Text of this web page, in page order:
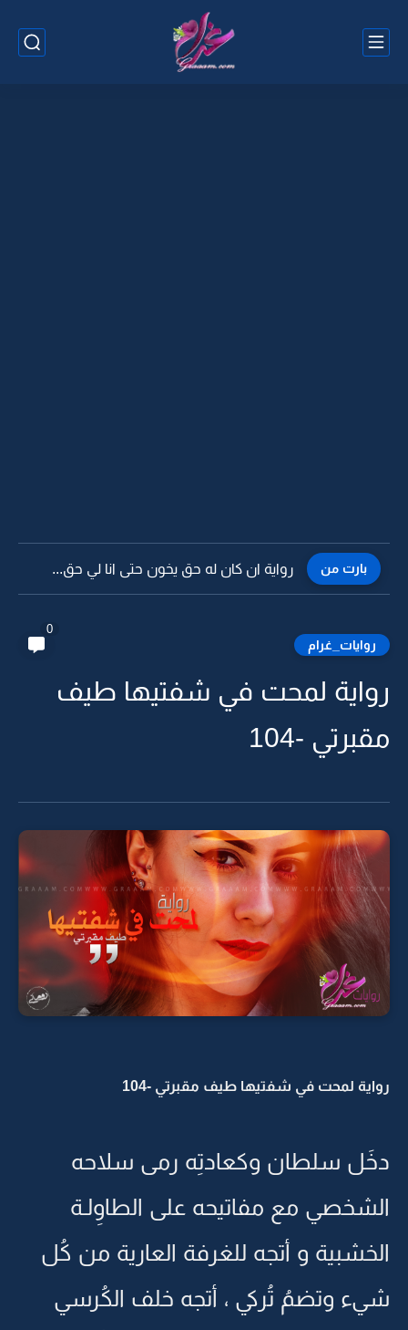
بارت من رواية ان كان له حق يخون حتى انا لي حق...
روايات_غرام
0
رواية لمحت في شفتيها طيف
مقبرتي -104
رواية لمحت في شفتيها طيف مقبرتي -104
دخَل سلطان وكعادتِه رمى سلاحه
الشخصي مع مفاتيحه على الطاوِلـة
الخشبية و أتجه للغرفة العارية من كُل
شيء وتضمُ تُركي ، أتجه خلف الكُرسي